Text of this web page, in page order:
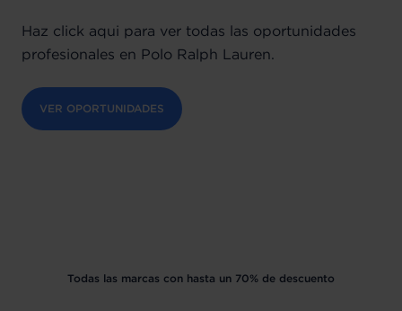
Haz click aqui para ver todas las oportunidades
profesionales en Polo Ralph Lauren.
VER OPORTUNIDADES
Todas las marcas con hasta un 70% de descuento